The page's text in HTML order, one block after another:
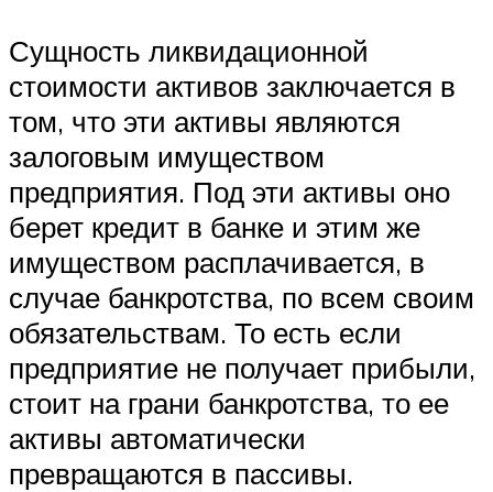
Сущность ликвидационной
стоимости активов заключается в
том, что эти активы являются
залоговым имуществом
предприятия. Под эти активы оно
берет кредит в банке и этим же
имуществом расплачивается, в
случае банкротства, по всем своим
обязательствам. То есть если
предприятие не получает прибыли,
стоит на грани банкротства, то ее
активы автоматически
превращаются в пассивы.